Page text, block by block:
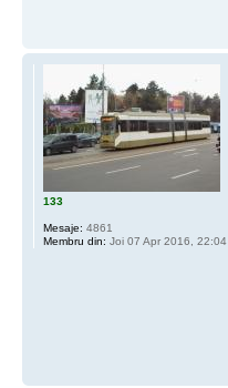
133
Mesaje: 4861
Membru din: Joi 07 Apr 2016, 22:04